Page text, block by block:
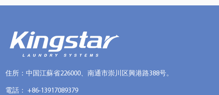
多くの従来の上型洗濯機と比較して回転速度が速いことでも知られ
ており、乾燥時間の短縮につながります。コイン式形式のこれらの
マシンは、産業用の耐久性と顧客に優しいインターフェースを組み
合わせており、操作が簡単でありながら頻繁な使用に耐えることが
住所：中国江蘇省226000、南通市崇川区興港路388号。
電話： +86-13917089379